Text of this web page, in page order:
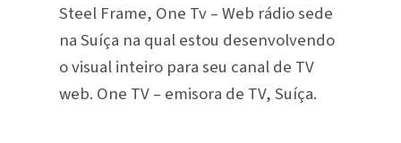
Steel Frame, One Tv – Web rádio sede
na Suíça na qual estou desenvolvendo
o visual inteiro para seu canal de TV
web. One TV – emisora de TV, Suíça.